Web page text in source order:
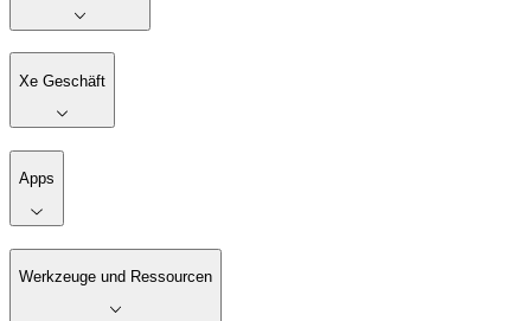
Xe Geschäft
Apps
Werkzeuge und Ressourcen